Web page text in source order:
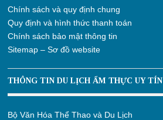
Chính sách và quy định chung
Quy định và hình thức thanh toán
Chính sách bảo mật thông tin
Sitemap – Sơ đồ website
THÔNG TIN DU LỊCH ẨM THỰC UY TÍN
Bộ Văn Hóa Thể Thao và Du Lịch